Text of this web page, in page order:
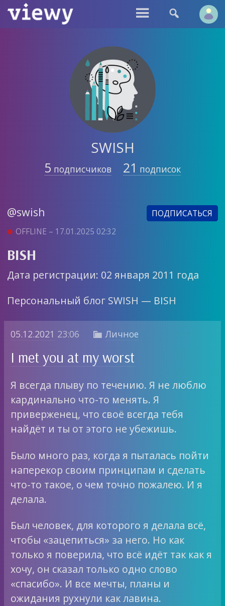
 
SWISH
5 подписчиков 21 подписок
@swish
ПОДПИСАТЬСЯ
OFFLINE – 17.01.2025 02:32
BISH
Дата регистрации: 02 января 2011 года
Персональный блог SWISH — BISH
05.12.2021 23:06  Личное
I met you at my worst
Я всегда плыву по течению. Я не люблю
кардинально что-то менять. Я
приверженец, что своё всегда тебя
найдёт и ты от этого не убежишь.
Было много раз, когда я пыталась пойти
наперекор своим принципам и сделать
что-то такое, о чем точно пожалею. И я
делала.
Был человек, для которого я делала всё,
чтобы «зацепиться» за него. Но как
только я поверила, что всё идёт так как я
хочу, он сказал только одно слово
«спасибо». И все мечты, планы и
ожидания рухнули как лавина.